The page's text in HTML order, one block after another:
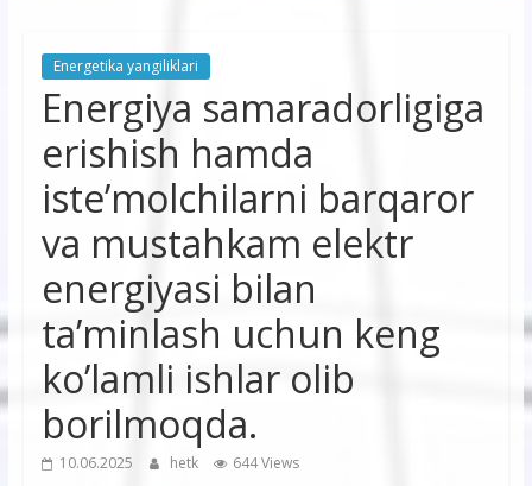
korxonasi”
Energetika yangiliklari
Energiya samaradorligiga
erishish hamda
iste’molchilarni barqaror
va mustahkam elektr
energiyasi bilan
ta’minlash uchun keng
ko’lamli ishlar olib
borilmoqda.
10.06.2025 hetk 644 Views